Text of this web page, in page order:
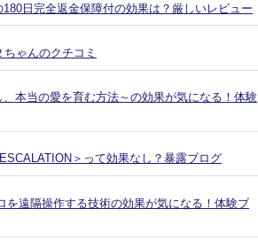
日完全返金保障付の効果は？厳しいレビュー
ゃんのクチコミ
本当の愛を育む方法～の効果が気になる！体験
＞って効果なし？暴露ブログ
を遠隔操作する技術の効果が気になる！体験ブ